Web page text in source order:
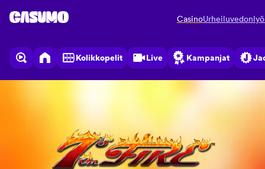
Casino
Kolikkopelit Live Kampanjat